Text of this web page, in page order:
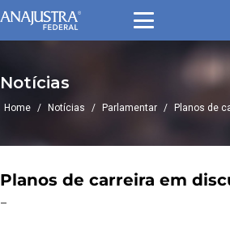
Notícias
Home / Notícias / Parlamentar / Planos de
Planos de carreira em
–